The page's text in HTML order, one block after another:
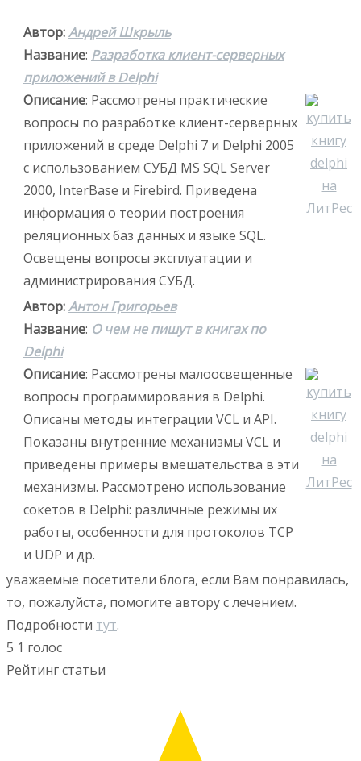
Автор:Андрей Шкрыль
Название: Разработка клиент-серверных
приложений в Delphi
Описание: Рассмотрены практические
вопросы по разработке клиент-серверных
приложений в среде Delphi 7 и Delphi 2005
с использованием СУБД MS SQL Server
2000, InterBase и Firebird. Приведена
информация о теории построения
реляционных баз данных и языке SQL.
Освещены вопросы эксплуатации и
администрирования СУБД.
Автор:Антон Григорьев
Название: О чем не пишут в книгах по
Delphi
Описание: Рассмотрены малоосвещенные
вопросы программирования в Delphi.
Описаны методы интеграции VCL и API.
Показаны внутренние механизмы VCL и
приведены примеры вмешательства в эти
механизмы. Рассмотрено использование
сокетов в Delphi: различные режимы их
работы, особенности для протоколов TCP
и UDP и др.
уважаемые посетители блога, если Вам понравилась,
то, пожалуйста, помогите автору с лечением.
Подробности тут.
5 1 голос
Рейтинг статьи